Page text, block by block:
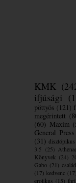
KMK
ifjúsági
pöttyös (121)
megérintett
(60) Maxim
General Press
(31) disztópikus
3.5 (25)
Könyvek (24)
Gabo (21) család
(17) kedvenc (17)
erotikus (15)